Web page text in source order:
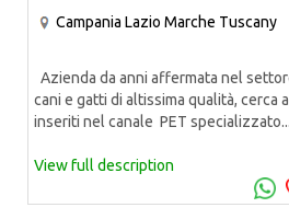
Campania Lazio Marche Tuscany
Azienda da anni affermata nel
cani e gatti di altissima qualità, cerca
inseriti nel canale PET specializzato...
View full description